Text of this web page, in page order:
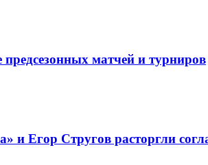
предсезонных матчей и турниров
и Егор Стругов расторгли